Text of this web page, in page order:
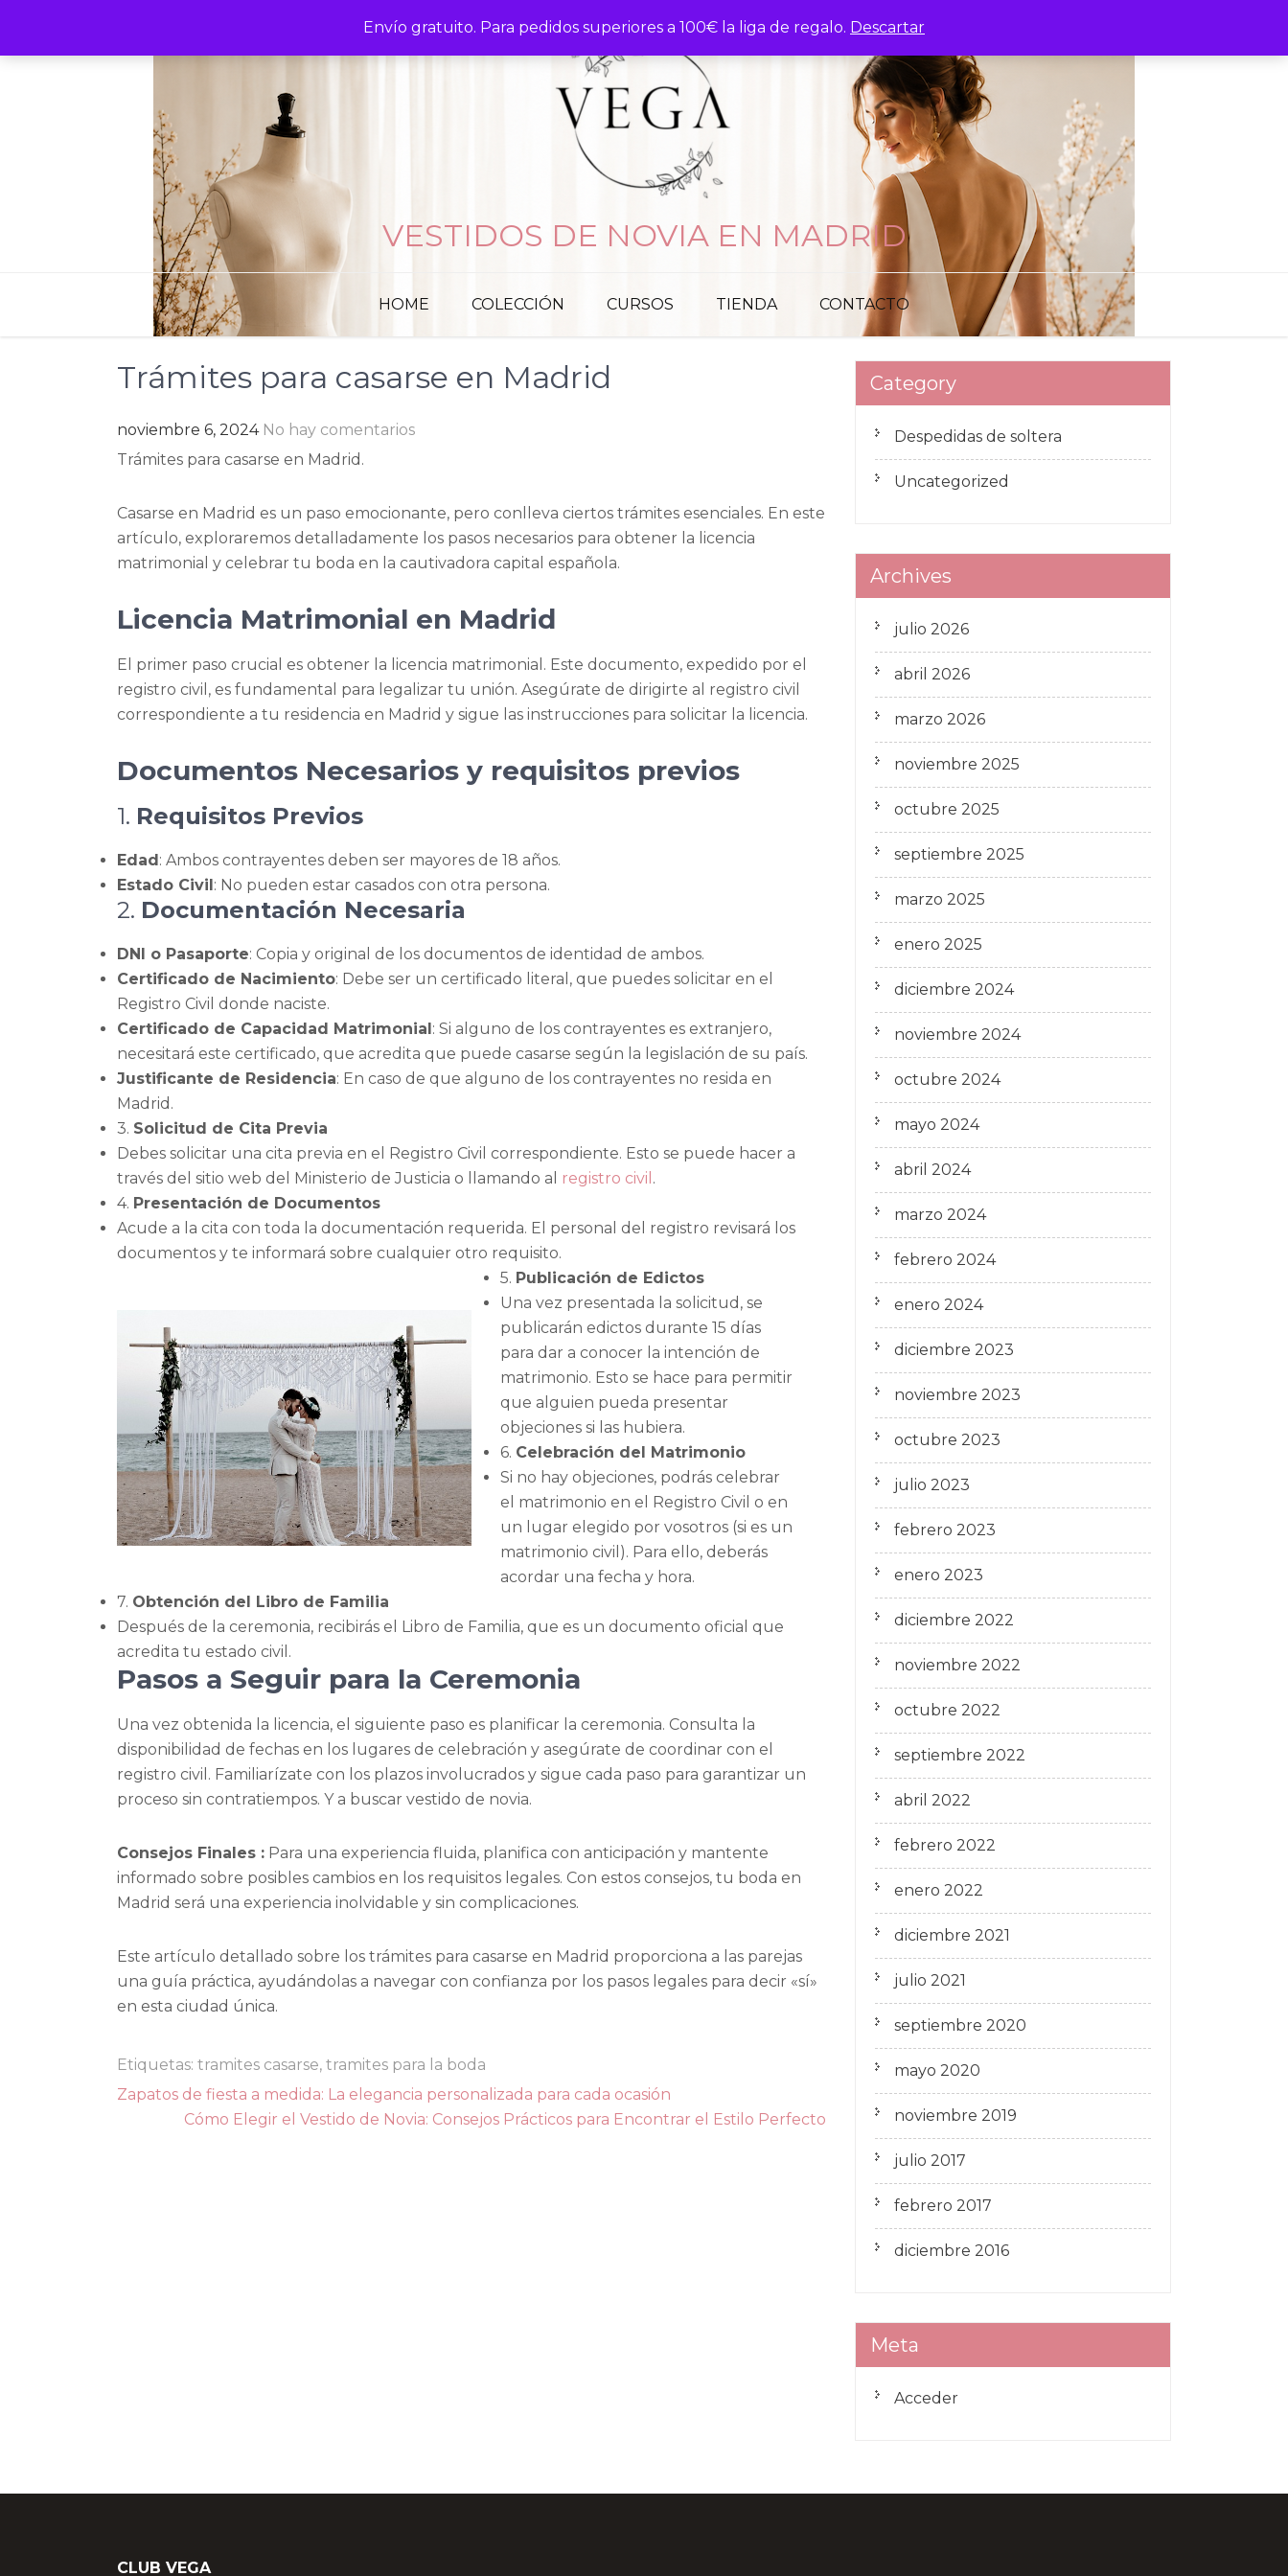
Envío gratuito. Para pedidos superiores a 100€ la liga de regalo. Descartar
content
VESTIDOS DE NOVIA EN MADRID
HOME COLECCIÓN CURSOS TIENDA CONTACTO
Trámites para casarse en Madrid
noviembre 6, 2024 No hay comentarios
Trámites para casarse en Madrid.
Casarse en Madrid es un paso emocionante, pero conlleva ciertos trámites esenciales. En este
artículo, exploraremos detalladamente los pasos necesarios para obtener la licencia
matrimonial y celebrar tu boda en la cautivadora capital española.
Licencia Matrimonial en Madrid
El primer paso crucial es obtener la licencia matrimonial. Este documento, expedido por el
registro civil, es fundamental para legalizar tu unión. Asegúrate de dirigirte al registro civil
correspondiente a tu residencia en Madrid y sigue las instrucciones para solicitar la licencia.
Documentos Necesarios y requisitos previos
1. Requisitos Previos
Edad: Ambos contrayentes deben ser mayores de 18 años.
Estado Civil: No pueden estar casados con otra persona.
2. Documentación Necesaria
DNI o Pasaporte: Copia y original de los documentos de identidad de ambos.
Certificado de Nacimiento: Debe ser un certificado literal, que puedes solicitar en el
Registro Civil donde naciste.
Certificado de Capacidad Matrimonial: Si alguno de los contrayentes es extranjero,
necesitará este certificado, que acredita que puede casarse según la legislación de su país.
Justificante de Residencia: En caso de que alguno de los contrayentes no resida en
Madrid.
3. Solicitud de Cita Previa
Debes solicitar una cita previa en el Registro Civil correspondiente. Esto se puede hacer a
través del sitio web del Ministerio de Justicia o llamando al
registro civil .
4. Presentación de Documentos
Acude a la cita con toda la documentación requerida. El personal del registro revisará los
documentos y te informará sobre cualquier otro requisito.
5. Publicación de Edictos
Una vez presentada la solicitud, se
publicarán edictos durante 15 días
para dar a conocer la intención de
matrimonio. Esto se hace para permitir
que alguien pueda presentar
objeciones si las hubiera.
6. Celebración del Matrimonio
Si no hay objeciones, podrás celebrar
el matrimonio en el Registro Civil o en
un lugar elegido por vosotros (si es un
matrimonio civil). Para ello, deberás
acordar una fecha y hora.
7. Obtención del Libro de Familia
Después de la ceremonia, recibirás el Libro de Familia, que es un documento oficial que
acredita tu estado civil.
Pasos a Seguir para la Ceremonia
Una vez obtenida la licencia, el siguiente paso es planificar la ceremonia. Consulta la
disponibilidad de fechas en los lugares de celebración y asegúrate de coordinar con el
registro civil. Familiarízate con los plazos involucrados y sigue cada paso para garantizar un
proceso sin contratiempos. Y a buscar vestido de novia.
Consejos Finales : Para una experiencia fluida, planifica con anticipación y mantente
informado sobre posibles cambios en los requisitos legales. Con estos consejos, tu boda en
Madrid será una experiencia inolvidable y sin complicaciones.
Este artículo detallado sobre los trámites para casarse en Madrid proporciona a las parejas
una guía práctica, ayudándolas a navegar con confianza por los pasos legales para decir «sí»
en esta ciudad única.
Etiquetas: tramites casarse, tramites para la boda
Navegación
Zapatos de fiesta a medida: La elegancia personalizada para cada ocasión
Cómo Elegir el Vestido de Novia: Consejos Prácticos para Encontrar el Estilo Perfecto
Category
Despedidas de soltera
Uncategorized
Archives
julio 2026
abril 2026
marzo 2026
noviembre 2025
octubre 2025
septiembre 2025
marzo 2025
enero 2025
diciembre 2024
noviembre 2024
octubre 2024
mayo 2024
abril 2024
marzo 2024
febrero 2024
enero 2024
diciembre 2023
noviembre 2023
octubre 2023
julio 2023
febrero 2023
enero 2023
diciembre 2022
noviembre 2022
octubre 2022
septiembre 2022
abril 2022
febrero 2022
enero 2022
diciembre 2021
julio 2021
septiembre 2020
mayo 2020
noviembre 2019
julio 2017
febrero 2017
diciembre 2016
Meta
Acceder
CLUB VEGA